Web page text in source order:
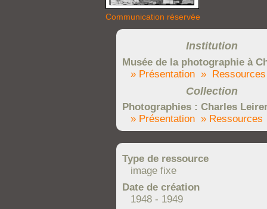
Communication réservée
Institution
Musée de la photographie à
» Présentation » Ressources
Collection
Photographies : Charles
» Présentation » Ressources
Type de ressource
image fixe
Date de création
1948 - 1949